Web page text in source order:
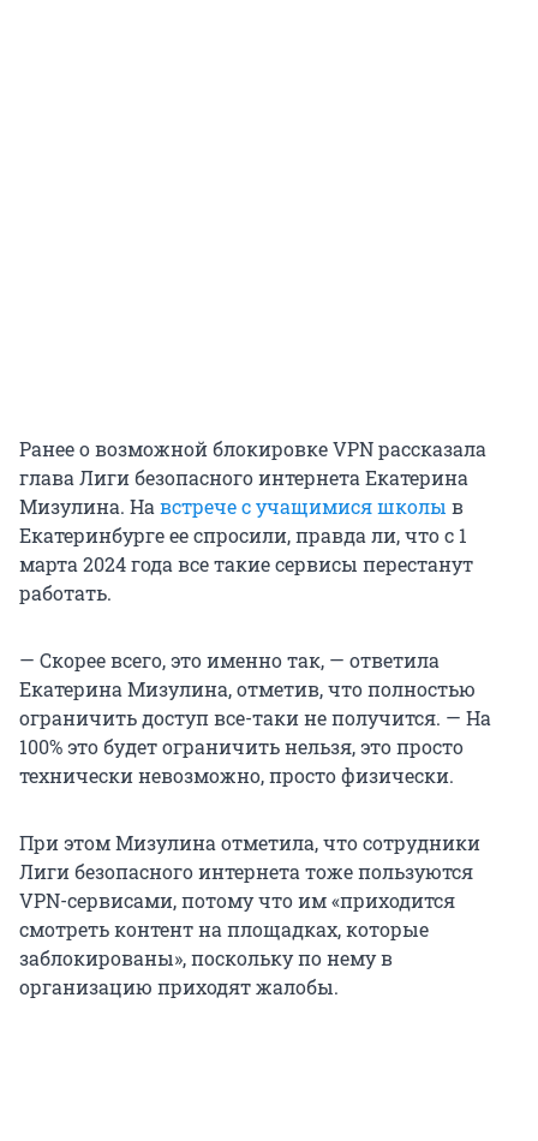
Ранее о возможной блокировке VPN рассказала
глава Лиги безопасного интернета Екатерина
Мизулина. На встрече с учащимися школы в
Екатеринбурге ее спросили, правда ли, что с 1
марта 2024 года все такие сервисы перестанут
работать.
— Скорее всего, это именно так, — ответила
Екатерина Мизулина, отметив, что полностью
ограничить доступ все-таки не получится. — На
100% это будет ограничить нельзя, это просто
технически невозможно, просто физически.
При этом Мизулина отметила, что сотрудники
Лиги безопасного интернета тоже пользуются
VPN-сервисами, потому что им «приходится
смотреть контент на площадках, которые
заблокированы», поскольку по нему в
организацию приходят жалобы.